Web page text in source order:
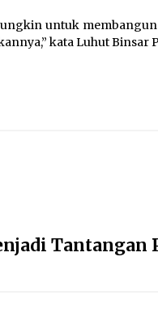
untuk
kata Luhut Binsar
Tantangan